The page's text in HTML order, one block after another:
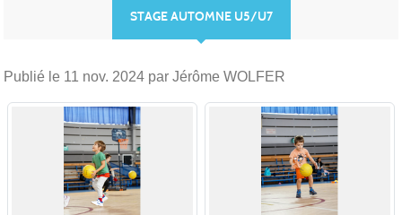
STAGE AUTOMNE U5/U7
Publié le 11 nov. 2024 par Jérôme WOLFER